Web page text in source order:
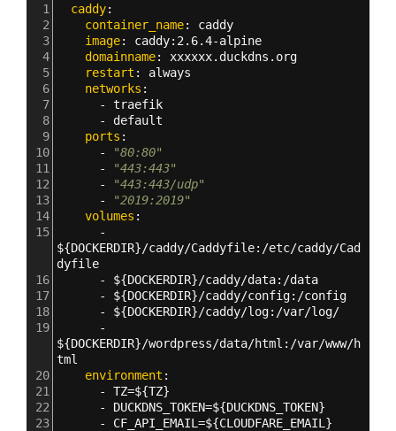
1
  caddy
:
2
container_name: caddy
3
image: caddy: 2.6.4-alpine
4
domainname: xxxxxx.duckdns.org
5
restart : always
6
networks :
7
- traefik
8
- default
9
ports :
10
-
"80:80"
11
-
"443:443"
12
-
"443:443/udp"
13
-
"2019:2019"
14
volumes :
15
${DOCKERDIR}/caddy/Caddyfile:/etc/caddy/Cad
dyfile
16
- ${DOCKERDIR}/caddy/data:/data
17
- ${DOCKERDIR}/caddy/config:/config
18
- ${DOCKERDIR}/caddy/log:/var/log/
19
${DOCKERDIR}/wordpress/data/html:/var/www/h
tml
20
environment :
21
- TZ=${TZ}
22
- DUCKDNS_TOKEN=${DUCKDNS_TOKEN}
23
- CF_API_EMAIL=${CLOUDFARE_EMAIL }